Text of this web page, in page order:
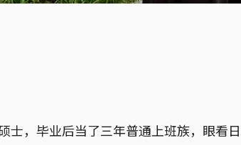
士，毕业后当了三年普通上班族，眼看